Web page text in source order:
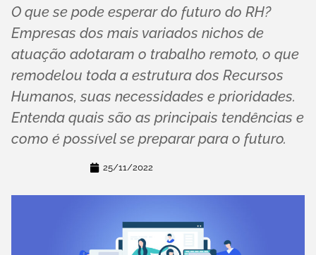
O que se pode esperar do futuro do RH?
Empresas dos mais variados nichos de
atuação adotaram o trabalho remoto, o que
remodelou toda a estrutura dos Recursos
Humanos, suas necessidades e prioridades.
Entenda quais são as principais tendências e
como é possível se preparar para o futuro.
25/11/2022